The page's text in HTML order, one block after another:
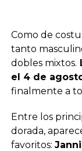
Como de
tanto
dobles mixtos.
el 4 de
finalmente a
Entre los
dorada,
favoritos: